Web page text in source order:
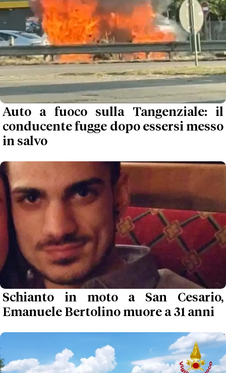
Auto a fuoco sulla Tangenziale: il
conducente fugge dopo essersi messo
in salvo
Schianto in moto a San Cesario,
Emanuele Bertolino muore a 31 anni